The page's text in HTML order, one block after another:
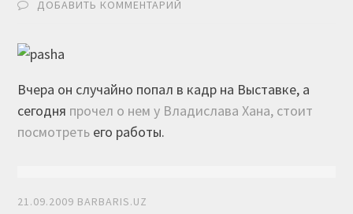
ДОБАВИТЬ КОММЕНТАРИЙ
Вчера он случайно попал в кадр на Выставке, а
сегодня прочел о нем у Владислава Хана, стоит
посмотреть его работы.
21.09.2009 BARBARIS.UZ